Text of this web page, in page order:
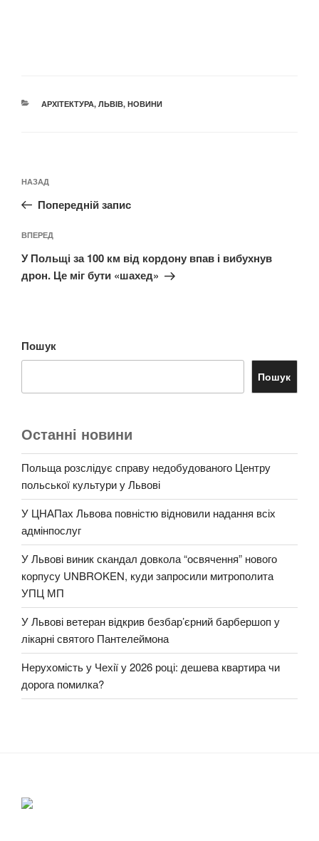
КАТЕГОРІЇ
АРХІТЕКТУРА, ЛЬВІВ, НОВИНИ
записів
Попередній
запис:
НАЗАД
Попередній запис
Наступний
запис
ВПЕРЕД
У Польщі за 100 км від кордону впав і вибухнув
дрон. Це міг бути «шахед»
Пошук
Пошук
Останні новини
Польща розслідує справу недобудованого Центру
польської культури у Львові
У ЦНАПах Львова повністю відновили надання всіх
адмінпослуг
У Львові виник скандал довкола “освячення” нового
корпусу UNBROKEN, куди запросили митрополита
УПЦ МП
У Львові ветеран відкрив безбар’єрний барбершоп у
лікарні святого Пантелеймона
Нерухомість у Чехії у 2026 році: дешева квартира чи
дорога помилка?